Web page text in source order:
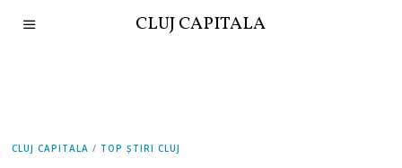
CLUJ CAPITALA
CLUJ CAPITALA / TOP ȘTIRI CLUJ